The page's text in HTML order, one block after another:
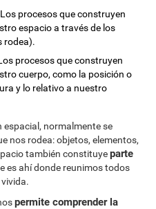
Los procesos que construyen
espacio a través de los
rodea).
procesos que construyen
cuerpo, como la posición o
y lo relativo a nuestro
espacial, normalmente se
nos rodea: objetos, elementos,
también constituyeparte
es ahí donde reunimos todos
permite comprender la